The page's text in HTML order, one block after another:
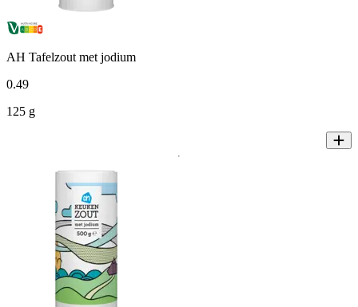
AH Tafelzout met jodium
0.49
125 g